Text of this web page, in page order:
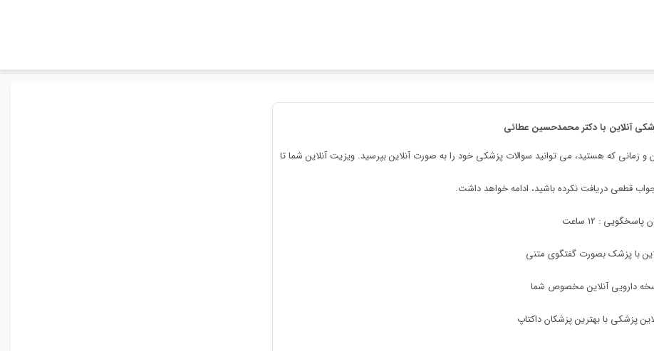
آنلاین با دکتر محمدحسین عطائی
و زمانی که هستید، می توانید سوالات پزشکی خود را به صورت آنلاین بپرسید. ویزیت آنلاین شما تا
قطعی دریافت نکرده باشید، ادامه خواهد داشت.
پاسخگویی : 12 ساعت
با پزشک بصورت گفتگوی متنی
دارویی آنلاین مخصوص شما
پزشکی با بهترین پزشکان داکتاپ